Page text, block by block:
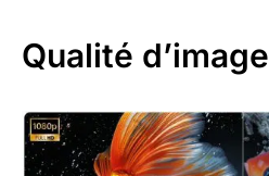
Qualité d’image